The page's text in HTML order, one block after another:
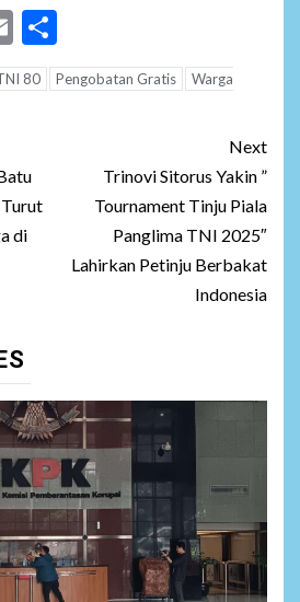
Email
80 Pengobatan Gratis
Warga
di
Next
Trinovi Sitorus Yakin ”
Tournament Tinju Piala
Panglima TNI 2025″
Lahirkan Petinju Berbakat
Indonesia